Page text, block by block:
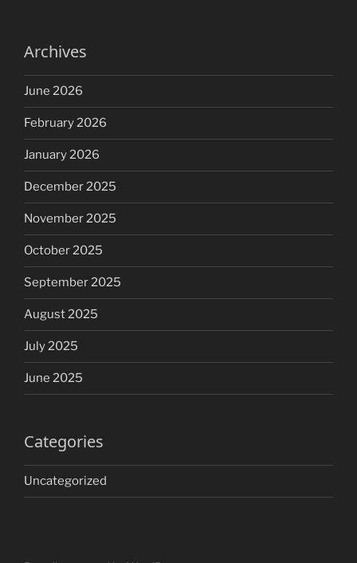
Archives
June 2026
February 2026
January 2026
December 2025
November 2025
October 2025
September 2025
August 2025
July 2025
June 2025
Categories
Uncategorized